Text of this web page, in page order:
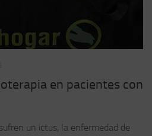
en pacientes con
un ictus, la enfermedad de